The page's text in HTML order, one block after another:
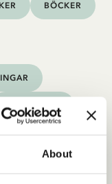
About
BÖCKER
SOVKLÄDER